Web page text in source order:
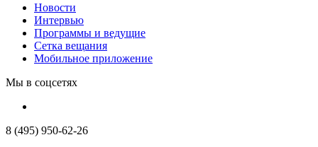
Новости
Интервью
Программы и ведущие
Сетка вещания
Мобильное приложение
Мы в соцсетях
8 (495) 950-62-26